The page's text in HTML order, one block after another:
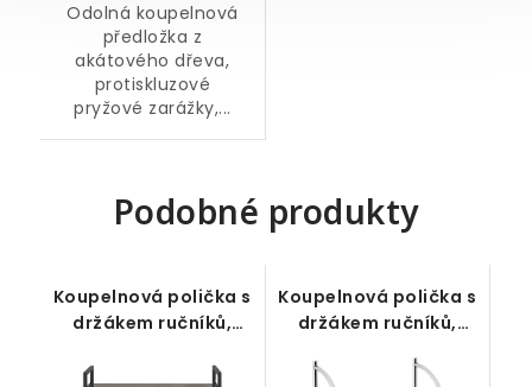
Odolná koupelnová
předložka z
akátového dřeva,
protiskluzové
pryžové zarážky,...
Podobné produkty
Koupelnová polička s
držákem ručníků,
Koupelnová polička s
držákem ručníků,